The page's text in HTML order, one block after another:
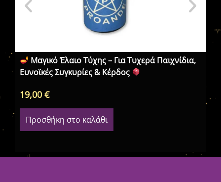
Μαγικό Έλαιο Τύχης – Για Τυχερά Παιχνίδια,
Ευνοϊκές Συγκυρίες & Κέρδος
19,00€
Προσθήκη στο καλάθι